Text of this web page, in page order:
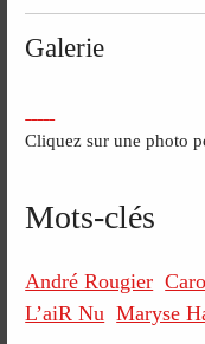
Galerie
Cliquez sur une photo
Mots-clés
André Rougier
L’aiR Nu Maryse